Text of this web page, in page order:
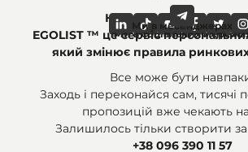
Найпоширеніші
Ми в соціальних
Ми в месенджерах
EGOLIST ™ це сервіс
який змінює правила
Все може бути
Заходь і переконайся сам, тисячі
пропозицій вже чекають
Залишилось тільки створити
+38 096 390 11 57